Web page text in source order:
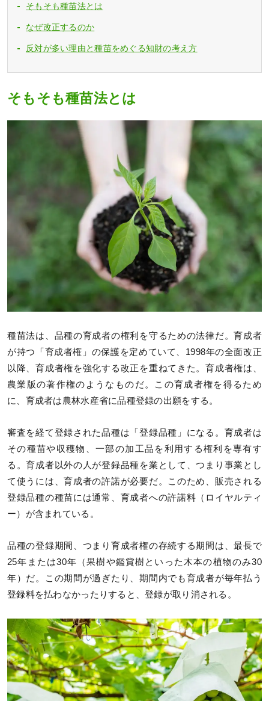
そもそも種苗法とは
なぜ改正するのか
反対が多い理由と種苗をめぐる知財の考え方
そもそも種苗法とは
種苗法は、品種の育成者の権利を守るための法律だ。育成者
が持つ「育成者権」の保護を定めていて、1998年の全面改正
以降、育成者権を強化する改正を重ねてきた。育成者権は、
農業版の著作権のようなものだ。この育成者権を得るため
に、育成者は農林水産省に品種登録の出願をする。
審査を経て登録された品種は「登録品種」になる。育成者は
その種苗や収穫物、一部の加工品を利用する権利を専有す
る。育成者以外の人が登録品種を業として、つまり事業とし
て使うには、育成者の許諾が必要だ。このため、販売される
登録品種の種苗には通常、育成者への許諾料（ロイヤルティ
ー）が含まれている。
品種の登録期間、つまり育成者権の存続する期間は、最長で
25年または30年（果樹や鑑賞樹といった木本の植物のみ30
年）だ。この期間が過ぎたり、期間内でも育成者が毎年払う
登録料を払わなかったりすると、登録が取り消される。